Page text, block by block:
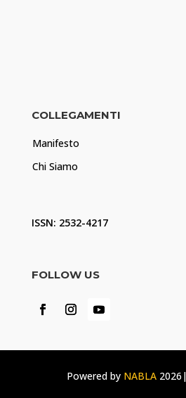
COLLEGAMENTI
Manifesto
Chi Siamo
ISSN: 2532-4217
FOLLOW US
Powered by NABLA2026|